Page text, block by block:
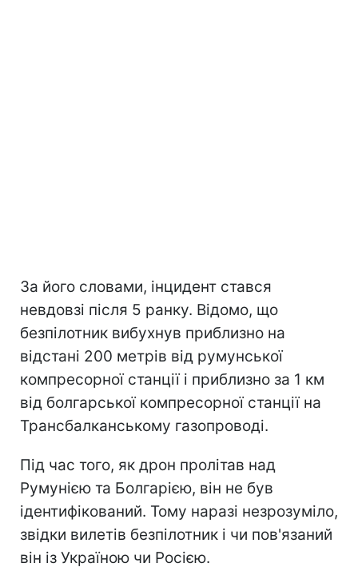
За його словами, інцидент стався
невдовзі після 5 ранку. Відомо, що
безпілотник вибухнув приблизно на
відстані 200 метрів від румунської
компресорної станції і приблизно за 1 км
від болгарської компресорної станції на
Трансбалканському газопроводі.
Під час того, як дрон пролітав над
Румунією та Болгарією, він не був
ідентифікований. Тому наразі незрозуміло,
звідки вилетів безпілотник і чи пов'язаний
він із Україною чи Росією.